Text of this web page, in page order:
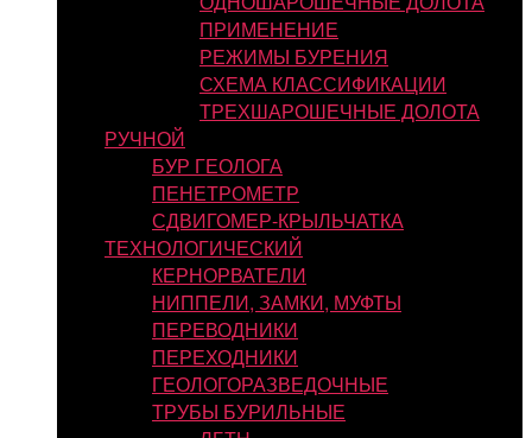
ПРИМЕНЕНИЕ
РЕЖИМЫ БУРЕНИЯ
СХЕМА КЛАССИФИКАЦИИ
ТРЕХШАРОШЕЧНЫЕ ДОЛОТА
РУЧНОЙ
БУР ГЕОЛОГА
ПЕНЕТРОМЕТР
СДВИГОМЕР-КРЫЛЬЧАТКА
ТЕХНОЛОГИЧЕСКИЙ
КЕРНОРВАТЕЛИ
НИППЕЛИ, ЗАМКИ, МУФТЫ
ПЕРЕВОДНИКИ
ПЕРЕХОДНИКИ
ГЕОЛОГОРАЗВЕДОЧНЫЕ
ТРУБЫ БУРИЛЬНЫЕ